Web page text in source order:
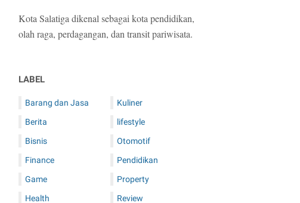
Kota Salatiga dikenal sebagai kota pendidikan,
olah raga, perdagangan, dan transit pariwisata.
LABEL
Barang dan Jasa
Berita
Bisnis
Finance
Game
Health
Kuliner
lifestyle
Otomotif
Pendidikan
Property
Review